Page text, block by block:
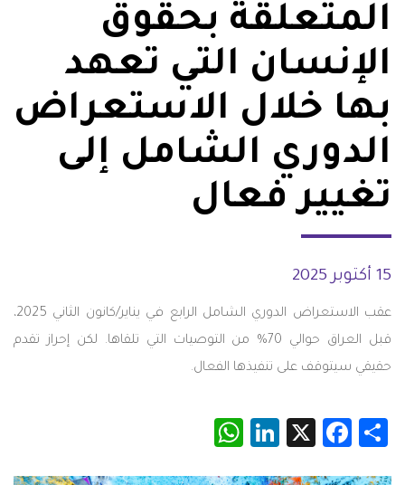
المتعلقة بحقوق
الإنسان التي تعهد
بها خلال الاستعراض
الدوري الشامل إلى
تغيير فعال
15 أكتوبر 2025
عقب الاستعراض الدوري الشامل الرابع في يناير/كانون الثاني 2025،
قبل العراق حوالي 70% من التوصيات التي تلقاها. لكن إحراز تقدم
حقيقي سيتوقف على تنفيذها الفعال.
Share
Facebook
X
LinkedIn